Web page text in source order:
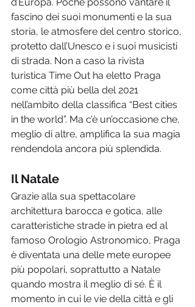
d’Europa. Poche possono vantare il
fascino dei suoi monumenti e la sua
storia, le atmosfere del centro storico,
protetto dall’Unesco e i suoi musicisti
di strada. Non a caso la rivista
turistica Time Out ha eletto Praga
come città più bella del 2021
nell’ambito della classifica “Best cities
in the world”. Ma c’è un’occasione che,
meglio di altre, amplifica la sua magia
rendendola ancora più splendida.
Il Natale
Grazie alla sua spettacolare
architettura barocca e gotica, alle
caratteristiche strade in pietra ed al
famoso Orologio Astronomico, Praga
è diventata una delle mete europee
più popolari, soprattutto a Natale
quando mostra il meglio di sé. È il
momento in cui le vie della città e gli